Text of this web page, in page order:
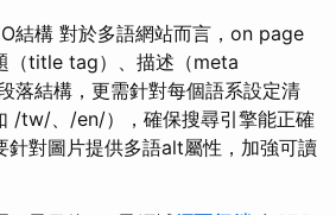
結構 對於多語網站而言，on page
（title tag）、描述（meta
落結構，更需針對每個語系設定清
/tw/、/en/），確保搜尋引擎能正確
針對圖片提供多語alt屬性，加強可讀